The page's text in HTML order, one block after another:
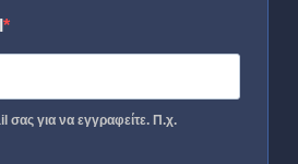
για να εγγραφείτε. Π.χ.